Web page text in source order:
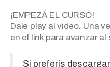
¡EMPEZÁ EL CURSO!
Dale play al video. Una
en el link para avanzar al
Si preferís